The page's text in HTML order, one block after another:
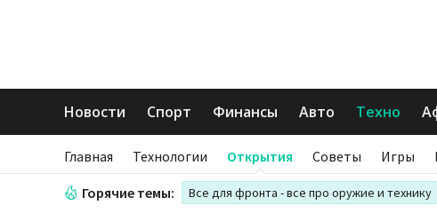
Новости Спорт Финансы Авто Техно
Главная Технологии Открытия Советы Игры
Горячие темы: Все для фронта - все про оружие и технику